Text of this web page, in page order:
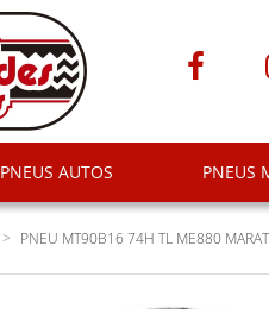
PNEUS AUTOS PNEUS
PNEU MT90B16 74H TL ME880